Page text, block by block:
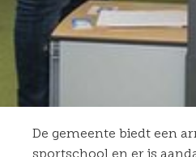
De gemeente biedt een
sportschool en er is